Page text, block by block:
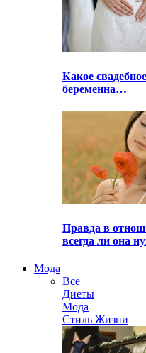
Какое
беременна…
Правда в
всегда ли она
Мода
Все
Диеты
Мода
Стиль Жизни